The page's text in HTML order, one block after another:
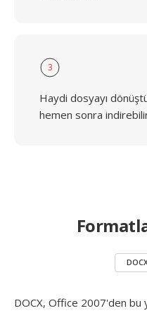
3
Haydi dosyayı
hemen sonra
DOCX, Office 2007'den bu